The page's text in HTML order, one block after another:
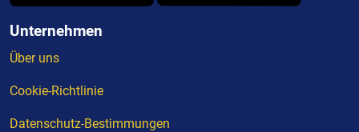
Unternehmen
Über uns
Cookie-Richtlinie
Datenschutz-Bestimmungen